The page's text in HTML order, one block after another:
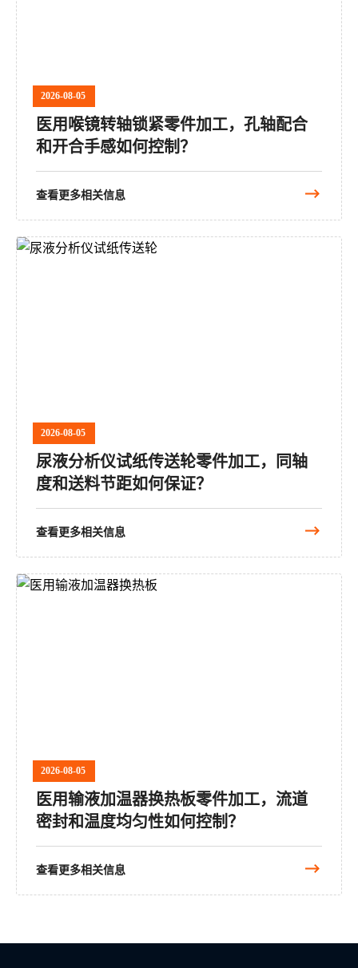
2026-08-05
医用喉镜转轴锁紧零件加工，孔轴配合
和开合手感如何控制？
查看更多相关信息
2026-08-05
尿液分析仪试纸传送轮零件加工，同轴
度和送料节距如何保证？
查看更多相关信息
2026-08-05
医用输液加温器换热板零件加工，流道
密封和温度均匀性如何控制？
查看更多相关信息